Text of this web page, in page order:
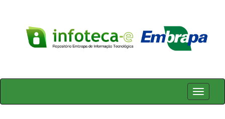
Skip